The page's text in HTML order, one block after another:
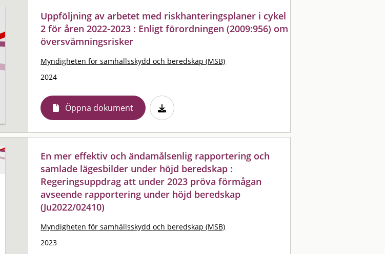
Uppföljning av arbetet med riskhanteringsplaner i cykel
2 för åren 2022-2023 : Enligt förordningen (2009:956) om
översvämningsrisker
Myndigheten för samhällsskydd och beredskap (MSB)
2024
Öppna dokument
En mer effektiv och ändamålsenlig rapportering och
samlade lägesbilder under höjd beredskap :
Regeringsuppdrag att under 2023 pröva förmågan
avseende rapportering under höjd beredskap
(Ju2022/02410)
Myndigheten för samhällsskydd och beredskap (MSB)
2023